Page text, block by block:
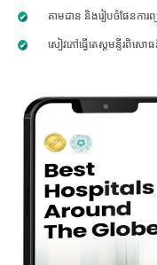
តាមដាន និងរៀបចំផែនការ
សៀវភៅធ្វើតេស្តមន្ទីរ